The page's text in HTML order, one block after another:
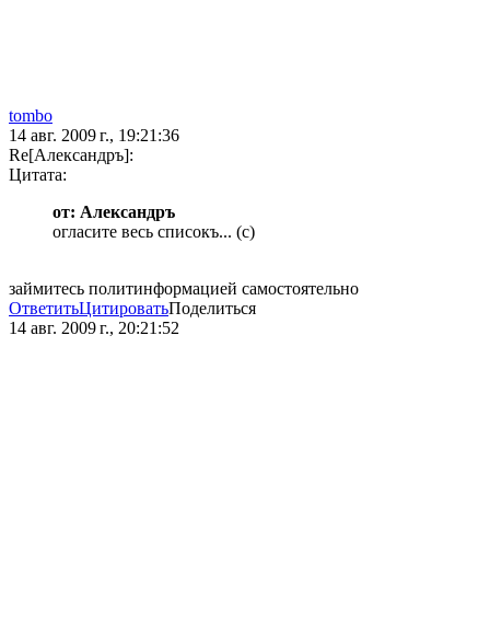
tombo
14 авг. 2009 г., 19:21:36
Re[Александръ]:
Цитата:
от: Александръ
огласите весь списокъ... (с)
займитесь политинформацией самостоятельно
ОтветитьЦитироватьПоделиться
14 авг. 2009 г., 20:21:52